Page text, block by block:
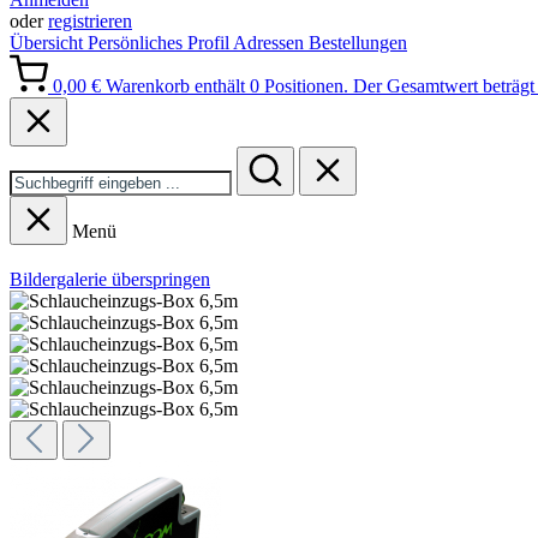
oderregistrieren
Übersicht Persönliches Profil Adressen Bestellungen
0,00 € Warenkorb enthält 0 Positionen. Der Gesamtwert
Menü
Bildergalerie überspringen